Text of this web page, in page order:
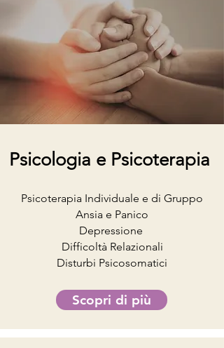
Psicologia e Psicoterapia
Psicoterapia Individuale e di Gruppo
Ansia e Panico
Depressione
Difficoltà Relazionali
Disturbi Psicosomatici
Scopri di più